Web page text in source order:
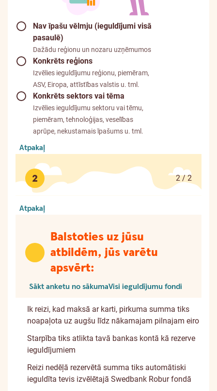
Nav īpašu vēlmju (ieguldījumi visā
pasaulē)
Dažādu reģionu un nozaru uzņēmumos
Konkrēts reģions
Izvēlies ieguldījumu reģionu, piemēram,
ASV, Eiropa, attīstības valstis u. tml.
Konkrēts sektors vai tēma
Izvēlies ieguldījumu sektoru vai tēmu,
piemēram, tehnoloģijas, veselības
aprūpe, nekustamais īpašums u. tml.
Atpakaļ
2 2 / 2
Atpakaļ
Balstoties uz jūsu
atbildēm, jūs varētu
apsvērt:
Sākt anketu no sākumaVisi ieguldījumu fondi
Ik reizi, kad maksā ar karti, pirkuma summa tiks
noapaļota uz augšu līdz nākamajam pilnajam eiro
Starpība tiks atlikta tavā bankas kontā kā rezerve
ieguldījumiem
Reizi nedēļā rezervētā summa tiks automātiski
ieguldīta tevis izvēlētajā Swedbank Robur fondā